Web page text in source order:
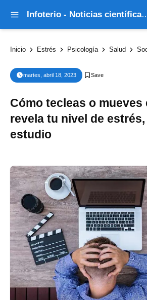
Infoterio - Noticias científicas
Inicio Estrés Psicología Salud
martes, abril 18, 2023
Cómo tecleas o mueves
revela tu nivel de
estudio